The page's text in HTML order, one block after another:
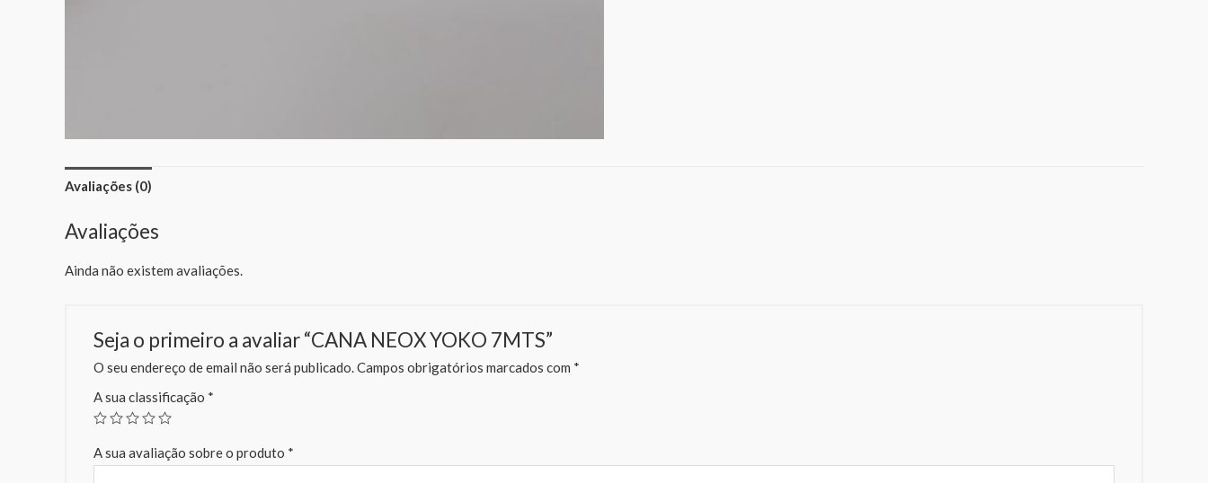
Avaliações (0)
Avaliações
Ainda não existem avaliações.
Seja o primeiro a avaliar “CANA NEOX YOKO 7MTS”
O seu endereço de email não será publicado.Campos obrigatórios marcados com *
A sua classificação *
A sua avaliação sobre o produto *